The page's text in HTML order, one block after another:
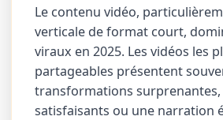
Le contenu vidéo,
verticale de format court,
viraux en 2025. Les vidéos les
partageables présentent
transformations surprenantes,
satisfaisants ou une narration